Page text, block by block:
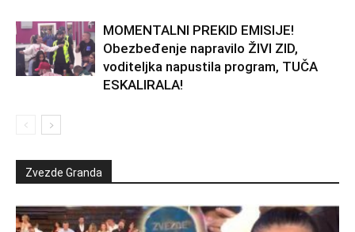
MOMENTALNI PREKID EMISIJE!
Obezbeđenje napravilo ŽIVI ZID,
voditeljka napustila program, TUČA
ESKALIRALA!
Zvezde Granda